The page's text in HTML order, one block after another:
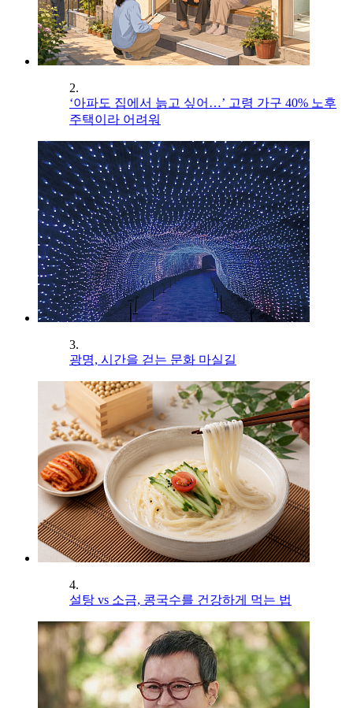
2.
‘아파도 집에서 늙고 싶어…’ 고령 가구 40% 노후
주택이라 어려워
3.
광명, 시간을 걷는 문화 마실길
4.
설탕 vs 소금, 콩국수를 건강하게 먹는 법